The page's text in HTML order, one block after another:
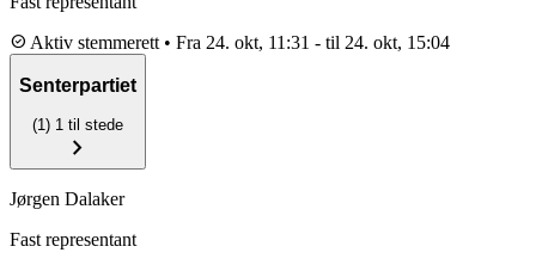
check_circle Aktiv stemmerett • Fra 24. okt, 11:31 - til 24. okt, 15:04
Senterpartiet
(1) 1 til stede
chevron_right
Jørgen Dalaker
Fast representant